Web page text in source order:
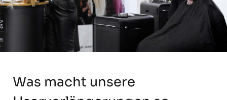
Was macht unsere